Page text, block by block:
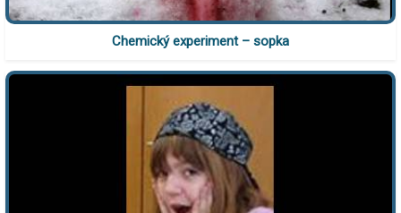
Chemický experiment – sopka